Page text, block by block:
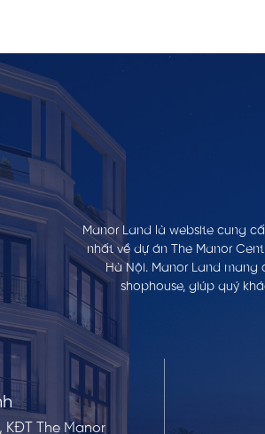
Manor Land là website cung
nhất về dự án The Manor
Hà Nội. Manor Land
shophouse, giúp quý
KĐT The Manor